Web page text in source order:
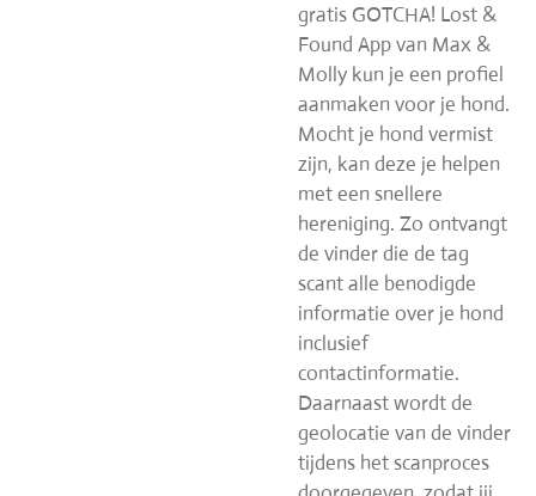
gratis GOTCHA! Lost &
Found App van Max &
Molly kun je een profiel
aanmaken voor je hond.
Mocht je hond vermist
zijn, kan deze je helpen
met een snellere
hereniging. Zo ontvangt
de vinder die de tag
scant alle benodigde
informatie over je hond
inclusief
contactinformatie.
Daarnaast wordt de
geolocatie van de vinder
tijdens het scanproces